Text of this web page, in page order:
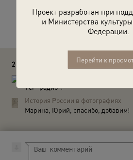
Проект разработан при
и Министерства
Федерации.
Перейти к
Расскажите друзьям об
2 комментария
Тег "радио"!
История России в фотографиях
Марина, Юрий, спасибо, добавим!